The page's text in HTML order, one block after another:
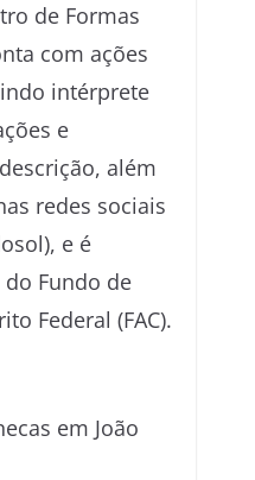
de Formas
com ações
intérprete
e
além
redes sociais
e é
Fundo de
Federal (FAC).
em João